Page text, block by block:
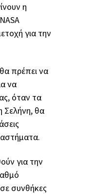
η
για την
πρέπει να
να
όταν τα
Σελήνη, θα
για την
συνθήκες